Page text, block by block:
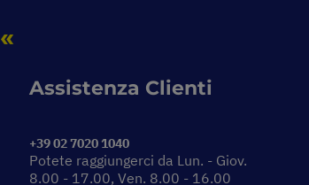
Assistenza Clienti
+39 02 7020 1040
Potete raggiungerci da Lun. - Giov.
8.00 - 17.00, Ven. 8.00 - 16.00